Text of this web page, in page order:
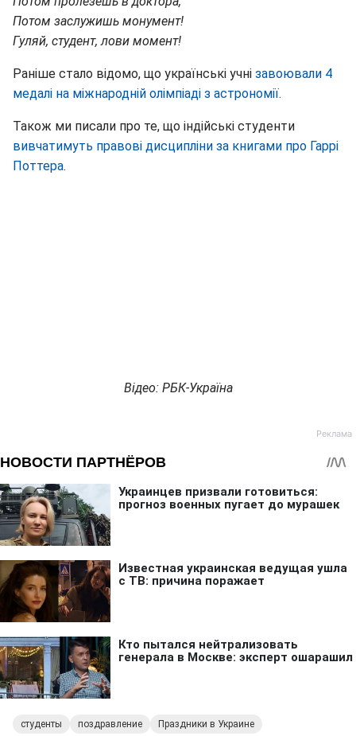
Потом заслужишь монумент!
Гуляй, студент, лови момент!
Раніше стало відомо, що українські учні завоювали 4
медалі на міжнародній олімпіаді з астрономії.
Також ми писали про те, що індійські студенти
вивчатимуть правові дисципліни за книгами про Гаррі
Поттера.
Відео: РБК-Україна
студенты поздравление Праздники в Украине